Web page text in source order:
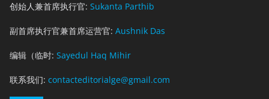
创始人兼首席执行官: Sukanta Parthib
副首席执行官兼首席运营官: Aushnik Das
编辑（临时: Sayedul Haq Mihir
联系我们: contacteditorialge@gmail.com